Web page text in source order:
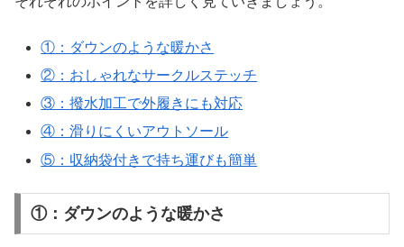
①：ダウンのような暖かさ
②：おしゃれなサークルステッチ
③：撥水加工で外履きにも対応
④：滑りにくいアウトソール
⑤：収納袋付きで持ち運びも簡単
①：ダウンのような暖かさ